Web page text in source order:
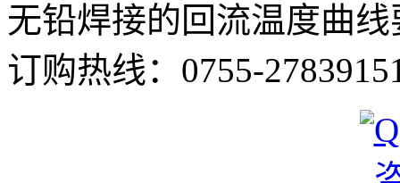
无铅焊接的回流温度曲线
订购热线： 0755-